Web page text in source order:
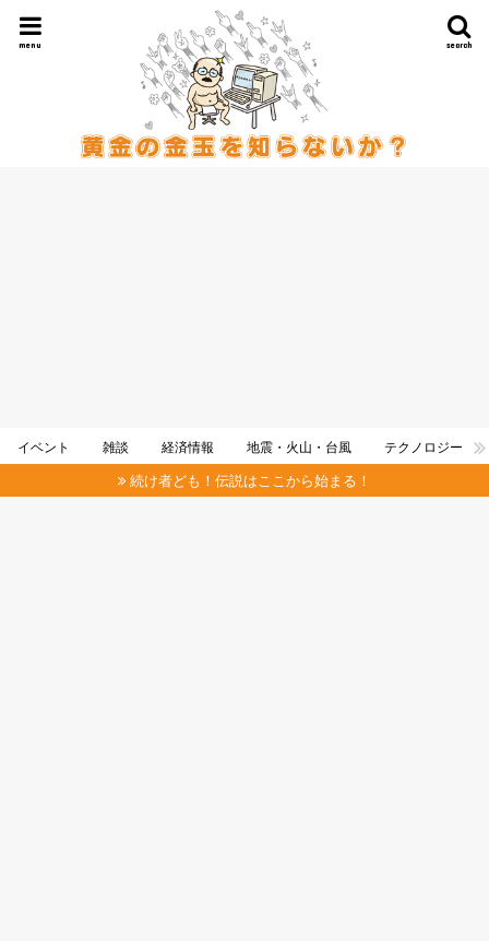
search
menu
イベント 雑談 経済情報 地震・火山・台風 テクノロジー
続け者ども！伝説はここから始まる！